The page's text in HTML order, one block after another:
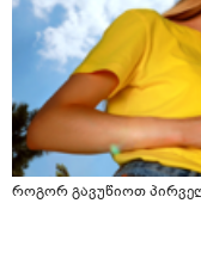
როგორ გავუწიოთ